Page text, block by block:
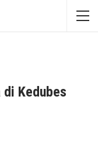
di Kedubes